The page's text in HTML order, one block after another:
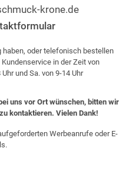
krone.de
haben, oder telefonisch bestellen
in der Zeit von
und Sa. von 9-14 Uhr
uns vor Ort wünschen, bitten wir
kontaktieren. Vielen Dank!
Werbeanrufe oder E-